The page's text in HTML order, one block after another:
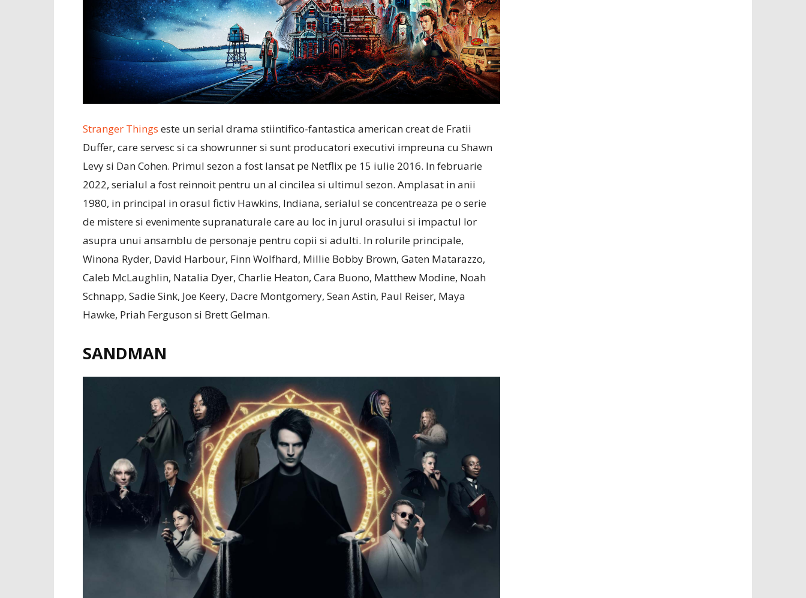
Stranger Things este un serial drama stiintifico-fantastica american creat de Fratii
Duffer, care servesc si ca showrunner si sunt producatori executivi impreuna cu Shawn
Levy si Dan Cohen. Primul sezon a fost lansat pe Netflix pe 15 iulie 2016. In februarie
2022, serialul a fost reinnoit pentru un al cincilea si ultimul sezon. Amplasat in anii
1980, in principal in orasul fictiv Hawkins, Indiana, serialul se concentreaza pe o serie
de mistere si evenimente supranaturale care au loc in jurul orasului si impactul lor
asupra unui ansamblu de personaje pentru copii si adulti. In rolurile principale,
Winona Ryder, David Harbour, Finn Wolfhard, Millie Bobby Brown, Gaten Matarazzo,
Caleb McLaughlin, Natalia Dyer, Charlie Heaton, Cara Buono, Matthew Modine, Noah
Schnapp, Sadie Sink, Joe Keery, Dacre Montgomery, Sean Astin, Paul Reiser, Maya
Hawke, Priah Ferguson si Brett Gelman.
SANDMAN